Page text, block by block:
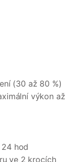
(30 až 80 %)
výkon až
hod
ve 2 krocích